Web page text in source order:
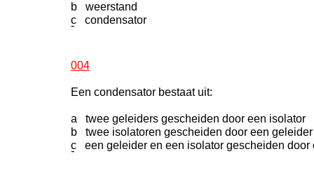
b weerstand
c condensator
-
004
Een condensator bestaat uit:
a twee geleiders gescheiden door een isolator
b twee isolatoren gescheiden door een geleider
c een geleider en een isolator gescheiden door
-